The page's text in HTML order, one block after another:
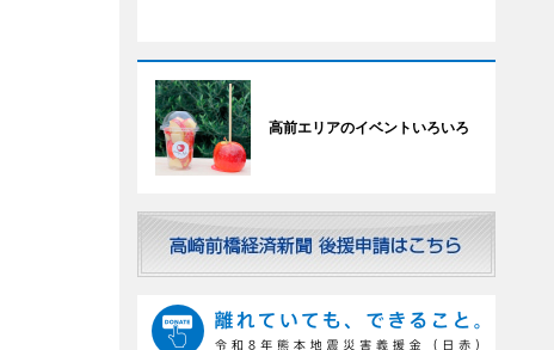
高前エリアのイベントいろいろ